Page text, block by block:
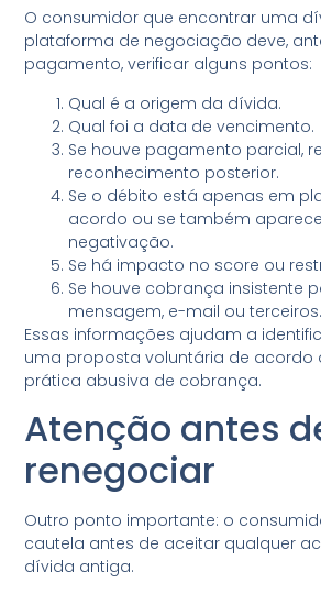
O consumidor que encontrar uma
plataforma de negociação deve,
pagamento, verificar alguns pontos:
Qual é a origem da dívida.
Qual foi a data de vencimento.
Se houve pagamento parcial,
reconhecimento posterior.
Se o débito está apenas em
acordo ou se também
negativação.
Se há impacto no score ou
Se houve cobrança insistente
mensagem, e-mail ou terceiros.
Essas informações ajudam a
uma proposta voluntária de acordo
prática abusiva de cobrança.
Atenção antes
renegociar
Outro ponto importante: o
cautela antes de aceitar qualquer
dívida antiga.